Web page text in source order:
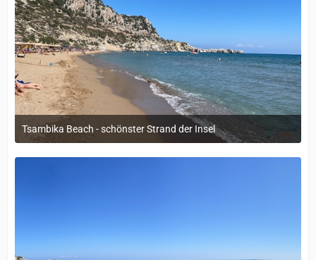
Tsambika Beach - schönster Strand der Insel
12. September 2022 um 14:05